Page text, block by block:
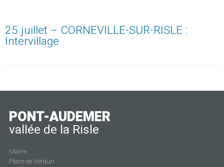
25 juillet – CORNEVILLE-SUR-RISLE :
Intervillage
PONT-AUDEMER
vallée de la Risle
Mairie
Place de Verdun